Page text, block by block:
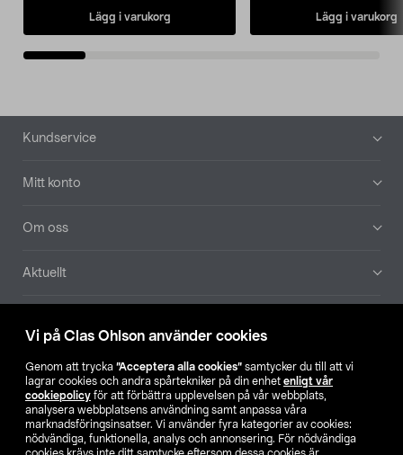
Vi på Clas Ohlson använder cookies
Genom att trycka ”Acceptera alla cookies” samtycker du till att vi
lagrar cookies och andra spårtekniker på din enhet enligt vår
cookiepolicy för att förbättra upplevelsen på vår webbplats,
analysera webbplatsens användning samt anpassa våra
marknadsföringsinsatser. Vi använder fyra kategorier av cookies:
nödvändiga, funktionella, analys och annonsering. För nödvändiga
Lägg i varukorg Lägg i varukorg
Sidfot
Kundservice
Mitt konto
Om oss
Aktuellt
Hitta butik
SE NO FI